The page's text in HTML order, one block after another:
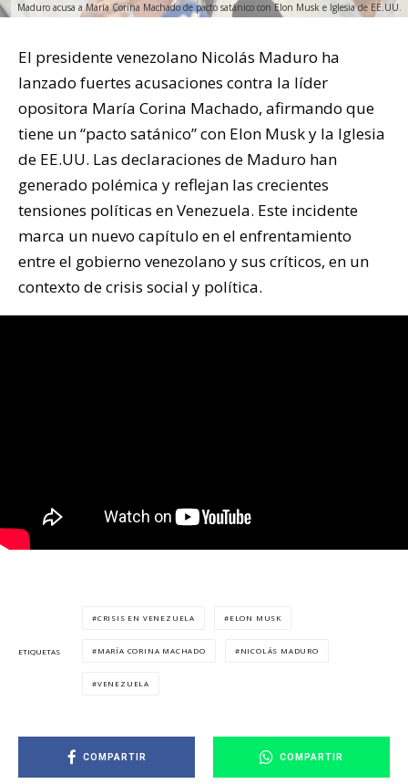
Maduro acusa a María Corina Machado de pacto satánico con Elon Musk e Iglesia de EE.UU.
El presidente venezolano Nicolás Maduro ha
lanzado fuertes acusaciones contra la líder
opositora María Corina Machado, afirmando que
tiene un “pacto satánico” con Elon Musk y la Iglesia
de EE.UU. Las declaraciones de Maduro han
generado polémica y reflejan las crecientes
tensiones políticas en Venezuela. Este incidente
marca un nuevo capítulo en el enfrentamiento
entre el gobierno venezolano y sus críticos, en un
contexto de crisis social y política.
ETIQUETAS
CRISIS EN VENEZUELA ELON MUSK
MARÍA CORINA MACHADO NICOLÁS MADURO
VENEZUELA
COMPARTIR COMPARTIR